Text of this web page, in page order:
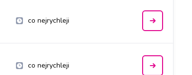
co nejrychleji
co nejrychleji